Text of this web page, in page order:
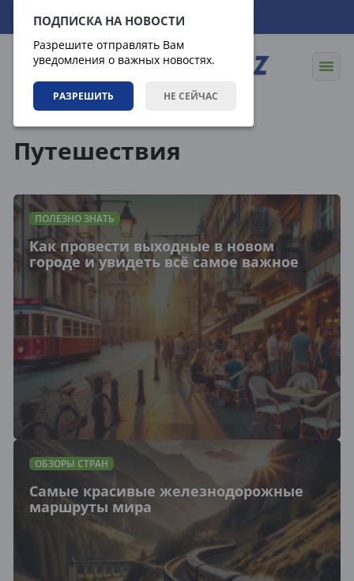
ПОДПИСКА НА НОВОСТИ
Разрешите отправлять Вам
уведомления о важных новостях.
РАЗРЕШИТЬ НЕ СЕЙЧАС
07.08.2026 18:32:11
Путешествия
ПОЛЕЗНО ЗНАТЬ
Как провести выходные в новом
городе и увидеть всё самое важное
ОБЗОРЫ СТРАН
Самые красивые железнодорожные
маршруты мира